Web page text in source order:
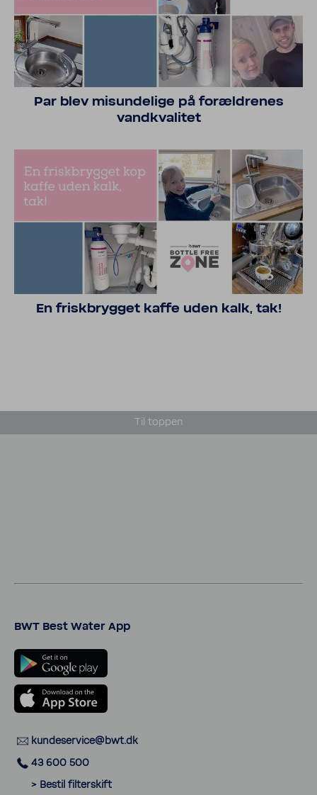
Par blev misun­de­lige på foræl­drenes
vand­kva­litet
En frisk­brygget kaffe uden kalk, tak!
Til toppen
BWT Best Water App
kunde­ser­vice@bwt.dk
43 600 500
> Bestil filter­skift